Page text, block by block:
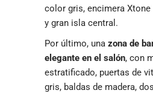
color gris, encimera
y gran isla central.
Por último, una zona de
elegante en el salón, con
estratificado, puertas de
gris, baldas de madera,